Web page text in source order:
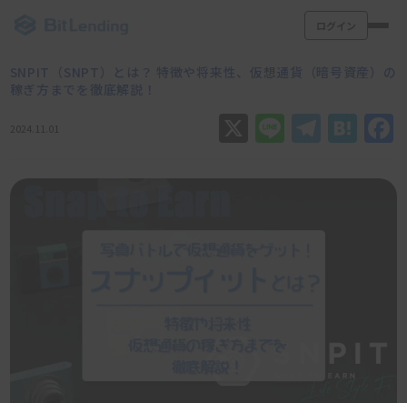
SNPIT（SNPT）とは？ 特徴や将来性、仮想通貨（暗号資産）の
稼ぎ方までを徹底解説！
2024.11.01 X Line